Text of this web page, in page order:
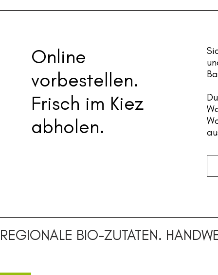
Online
vorbestellen.
Frisch im Kiez
abholen.
REGIONALE BIO-ZUTATEN.